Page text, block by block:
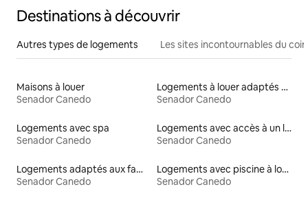
Destinations à découvrir
Autres types de logements Les sites incontournables du coin
Maisons à louer
Senador Canedo
Logements à louer adaptés aux animaux
Senador Canedo
Logements avec spa
Senador Canedo
Logements avec accès à un lac
Senador Canedo
Logements adaptés aux familles à louer
Senador Canedo
Logements avec piscine à louer
Senador Canedo